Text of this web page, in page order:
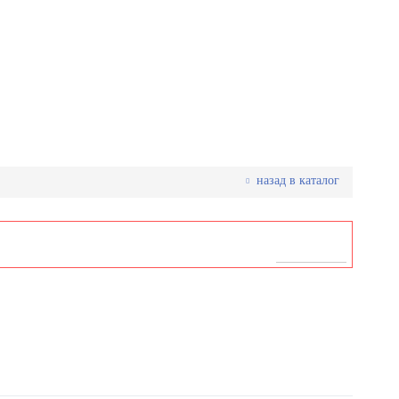
назад в каталог